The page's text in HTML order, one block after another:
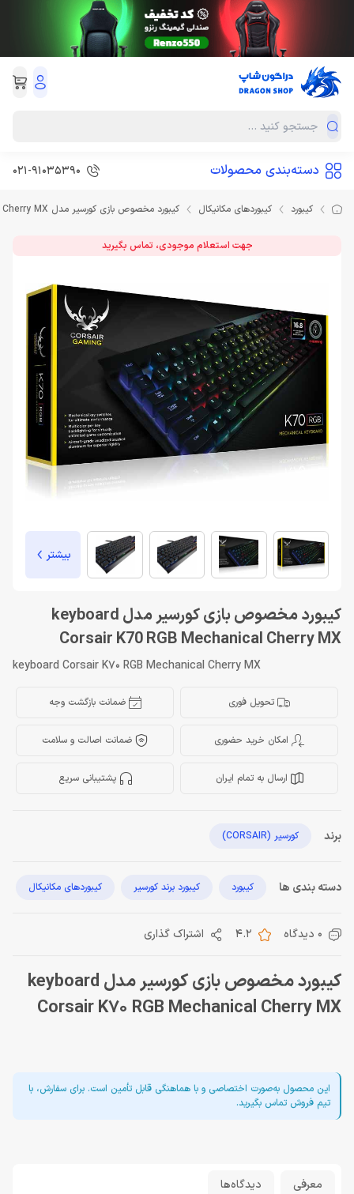
دسته‌بندی محصولات 021-91035390
کیبورد کیبوردهای مکانیکال کیبورد مخصوص بازی کورسیر مدل keyboard Corsair K70 RGB Mechanical Cherry MX
جهت استعلام موجودی، تماس بگیرید
بیشتر
کیبورد مخصوص بازی کورسیر مدل keyboard
Corsair K70 RGB Mechanical Cherry MX
keyboard Corsair K70 RGB Mechanical Cherry MX
تحویل فوری ضمانت بازگشت وجه
امکان خرید حضوری ضمانت اصالت و سلامت
ارسال به تمام ایران پشتیبانی سریع
برند کورسیر (CORSAIR)
دسته بندی ها کیبورد کیبورد برند کورسیر کیبوردهای مکانیکال
0 دیدگاه 4.2 اشتراک گذاری
کیبورد مخصوص بازی کورسیر مدل keyboard
Corsair K70 RGB Mechanical Cherry MX
این محصول به‌صورت اختصاصی و با هماهنگی قابل تأمین است. برای سفارش، با
تیم فروش تماس بگیرید.
معرفی دیدگاه‌ها